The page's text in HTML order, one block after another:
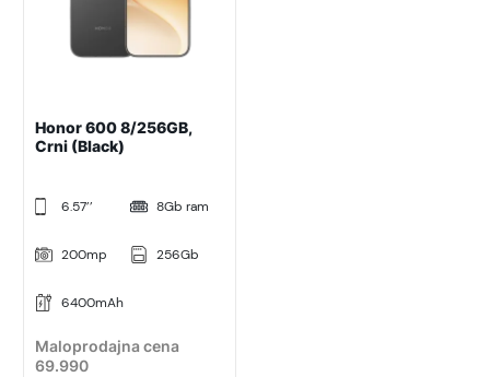
Honor 600 8/256GB,
Crni (Black)
6.57’’ 8Gb ram
200mp 256Gb
6400mAh
Maloprodajna cena
69.990